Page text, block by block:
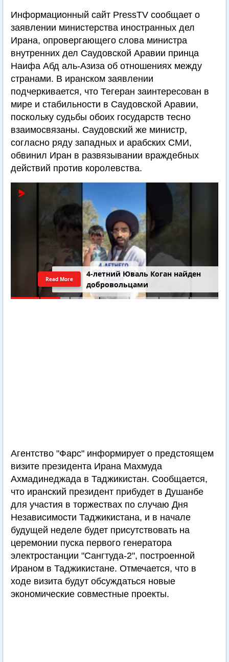
Информационный сайт PressTV сообщает о
заявлении министерства иностранных дел
Ирана, опровергающего слова министра
внутренних дел Саудовской Аравии принца
Наифа Абд аль-Азиза об отношениях между
странами. В иранском заявлении
подчеркивается, что Тегеран заинтересован в
мире и стабильности в Саудовской Аравии,
поскольку судьбы обоих государств тесно
взаимосвязаны. Саудовский же министр,
согласно ряду западных и арабских СМИ,
обвинил Иран в развязывании враждебных
действий против королевства.
4-летний Юваль Коган найден
добровольцами
Read More
Агентство "Фарс" информирует о предстоящем
визите президента Ирана Махмуда
Ахмадинеджада в Таджикистан. Сообщается,
что иранский президент прибудет в Душанбе
для участия в торжествах по случаю Дня
Независимости Таджикистана, и в начале
будущей неделе будет присутствовать на
церемонии пуска первого генератора
электростанции "Сангтуда-2", построенной
Ираном в Таджикистане. Отмечается, что в
ходе визита будут обсуждаться новые
экономические совместные проекты.